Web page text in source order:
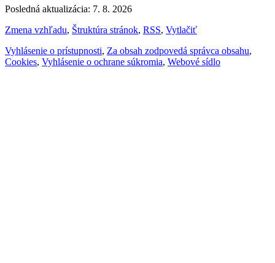
Posledná aktualizácia: 7. 8. 2026
Zmena vzhľadu, Štruktúra stránok, RSS, Vytlačiť
Vyhlásenie o prístupnosti, Za obsah zodpovedá správca obsahu,
Cookies, Vyhlásenie o ochrane súkromia, Webové sídlo